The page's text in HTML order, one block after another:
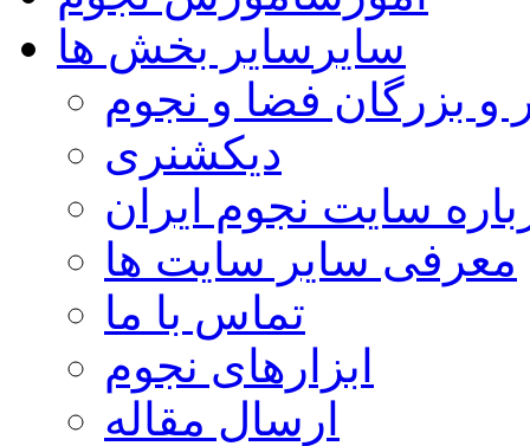
سایر سایر بخش ها
و بزرگان فضا و نجوم
دیکشنری
سایت نجوم ایران
معرفی سایر سایت ها
تماس با ما
ابزارهای نجوم
ارسال مقاله